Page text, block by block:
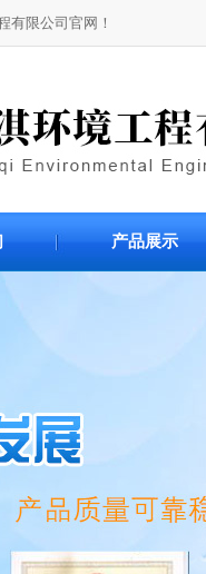
有限公司官网！
产品展示